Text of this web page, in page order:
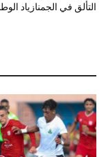
التألق في الجمنازياد